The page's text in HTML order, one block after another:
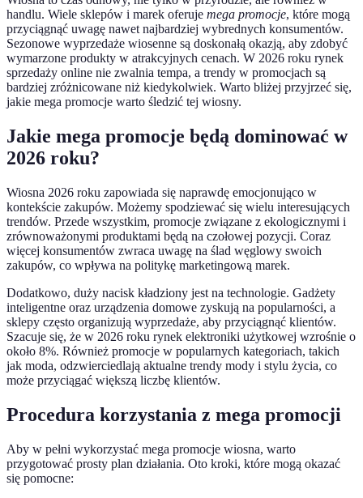
handlu. Wiele sklepów i marek oferuje mega promocje, które mogą
przyciągnąć uwagę nawet najbardziej wybrednych konsumentów.
Sezonowe wyprzedaże wiosenne są doskonałą okazją, aby zdobyć
wymarzone produkty w atrakcyjnych cenach. W 2026 roku rynek
sprzedaży online nie zwalnia tempa, a trendy w promocjach są
bardziej zróżnicowane niż kiedykolwiek. Warto bliżej przyjrzeć się,
jakie mega promocje warto śledzić tej wiosny.
Jakie mega promocje będą dominować w
2026 roku?
Wiosna 2026 roku zapowiada się naprawdę emocjonująco w
kontekście zakupów. Możemy spodziewać się wielu interesujących
trendów. Przede wszystkim, promocje związane z ekologicznymi i
zrównoważonymi produktami będą na czołowej pozycji. Coraz
więcej konsumentów zwraca uwagę na ślad węglowy swoich
zakupów, co wpływa na politykę marketingową marek.
Dodatkowo, duży nacisk kładziony jest na technologie. Gadżety
inteligentne oraz urządzenia domowe zyskują na popularności, a
sklepy często organizują wyprzedaże, aby przyciągnąć klientów.
Szacuje się, że w 2026 roku rynek elektroniki użytkowej wzrośnie o
około 8%. Również promocje w popularnych kategoriach, takich
jak moda, odzwierciedlają aktualne trendy mody i stylu życia, co
może przyciągać większą liczbę klientów.
Procedura korzystania z mega promocji
Aby w pełni wykorzystać mega promocje wiosna, warto
przygotować prosty plan działania. Oto kroki, które mogą okazać
się pomocne: